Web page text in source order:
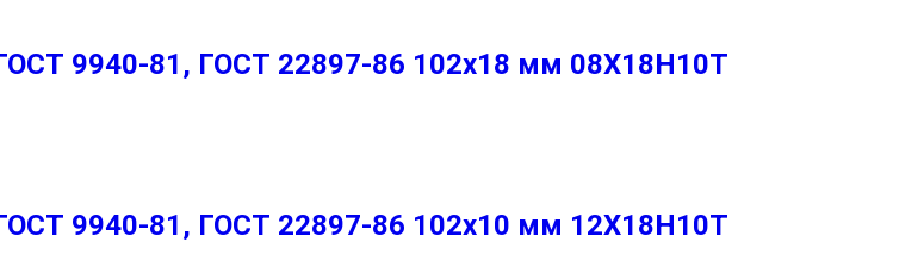
9940-81, ГОСТ 22897-86 102х18 мм 08Х18Н10Т
9940-81, ГОСТ 22897-86 102х10 мм 12Х18Н10Т